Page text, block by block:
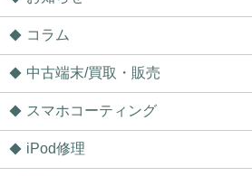
松戸市よりお越しのお客様のiPhone14のバッ
2026/06/07
松戸市よりお越しのお客様のSwitchのガラス
りがとうございました！
2026/06/07
をさせて頂きました！ありがとうございました
2026/06/06
松戸市よりお越しのお客様のiPhone11Proの
ました！ありがとうございました！
コラム
中古端末/買取・販売
スマホコーティング
iPod修理